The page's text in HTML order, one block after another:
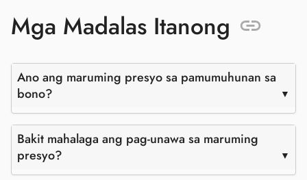
Mga Madalas Itanong
Ano ang maruming presyo sa pamumuhunan sa
bono?
Bakit mahalaga ang pag-unawa sa maruming
presyo?